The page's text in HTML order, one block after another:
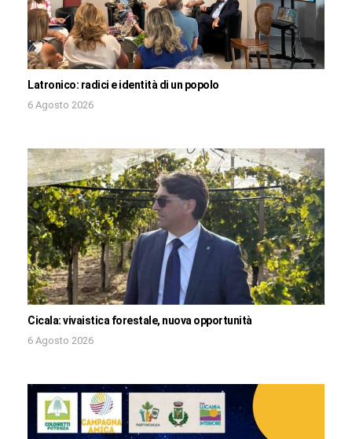
Latronico: radici e identità di un popolo
6 Agosto 2026
Cicala: vivaistica forestale, nuova opportunità
6 Agosto 2026